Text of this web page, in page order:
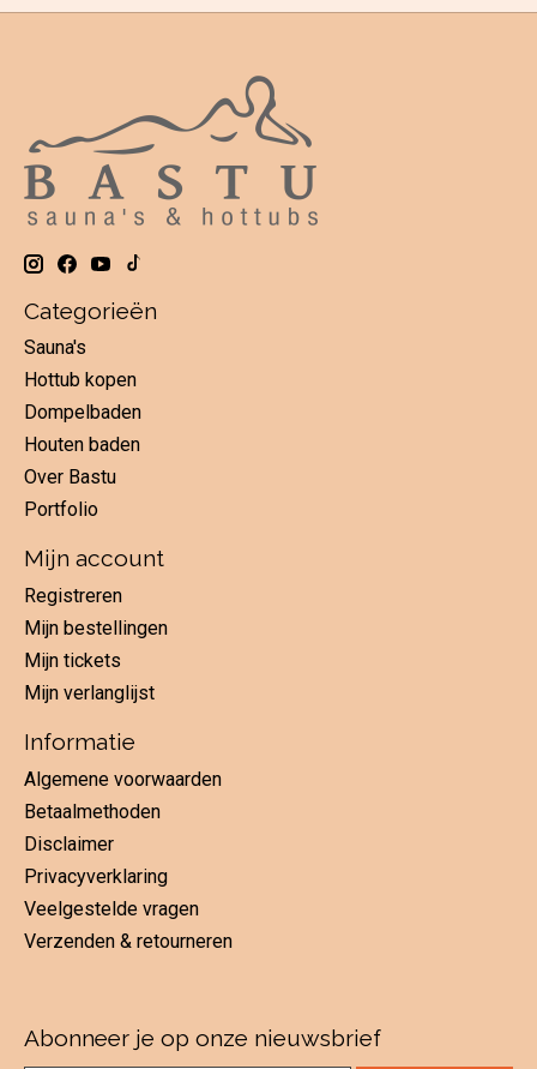
Categorieën
Sauna's
Hottub kopen
Dompelbaden
Houten baden
Over Bastu
Portfolio
Mijn account
Registreren
Mijn bestellingen
Mijn tickets
Mijn verlanglijst
Informatie
Algemene voorwaarden
Betaalmethoden
Disclaimer
Privacyverklaring
Veelgestelde vragen
Verzenden & retourneren
Abonneer je op onze nieuwsbrief